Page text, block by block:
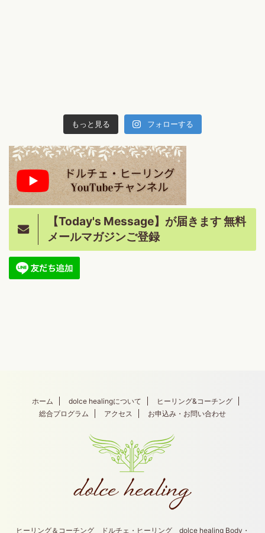
もっと見る フォローする
【Today's Message】が届きます 無料
メールマガジンご登録
ホーム dolce healingについて
ヒーリング&コーチング
総合プログラム
アクセス お申込み・お問い合わせ
ヒーリング＆コーチング ドルチェ・ヒーリング dolce healing Body・